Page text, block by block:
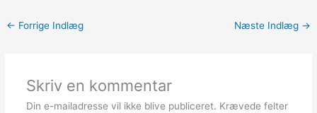
← Forrige Indlæg Næste Indlæg →
Skriv en kommentar
Din e-mailadresse vil ikke blive publiceret. Krævede felter